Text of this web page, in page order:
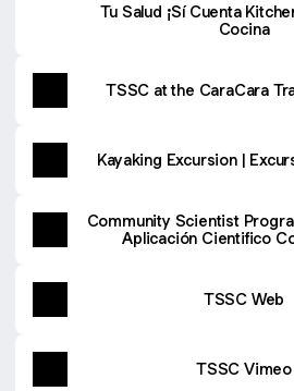
Tu Salud ¡Sí Cuenta
Cocina
TSSC at the CaraCara
Kayaking Excursion |
Community Scientist
Aplicación Cientifico
TSSC Web
TSSC Vimeo